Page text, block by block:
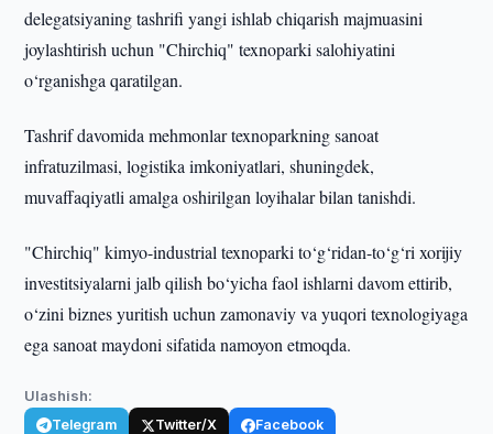
delegatsiyaning tashrifi yangi ishlab chiqarish majmuasini
joylashtirish uchun "Chirchiq" texnoparki salohiyatini
o‘rganishga qaratilgan.
Tashrif davomida mehmonlar texnoparkning sanoat
infratuzilmasi, logistika imkoniyatlari, shuningdek,
muvaffaqiyatli amalga oshirilgan loyihalar bilan tanishdi.
"Chirchiq" kimyo-industrial texnoparki to‘g‘ridan-to‘g‘ri xorijiy
investitsiyalarni jalb qilish bo‘yicha faol ishlarni davom ettirib,
o‘zini biznes yuritish uchun zamonaviy va yuqori texnologiyaga
ega sanoat maydoni sifatida namoyon etmoqda.
Ulashish:
Telegram Twitter/X Facebook